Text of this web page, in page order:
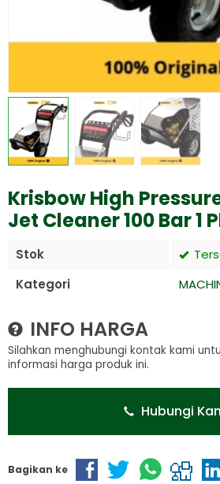
Krisbow High
Jet Cleaner 100 Bar 1
Stok
Kategori
INFO HARGA
Silahkan menghubungi kontak kami
informasi harga produk ini.
Hubungi
Bagikan ke